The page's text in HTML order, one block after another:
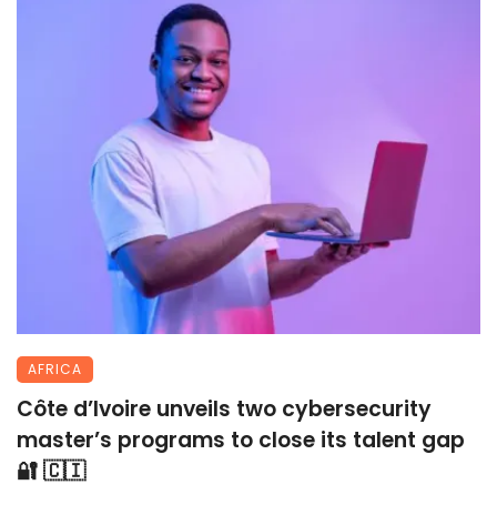
AFRICA
Côte d’Ivoire unveils two cybersecurity
master’s programs to close its talent gap
🔐 🇨🇮